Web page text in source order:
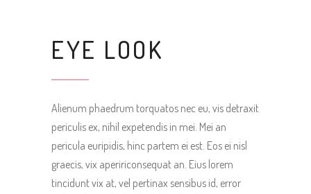
EYE LOOK
Alienum phaedrum torquatos nec eu, vis detraxit
periculis ex, nihil expetendis in mei. Mei an
pericula euripidis, hinc partem ei est. Eos ei nisl
graecis, vix apeririconsequat an. Eius lorem
tincidunt vix at, vel pertinax sensibus id, error